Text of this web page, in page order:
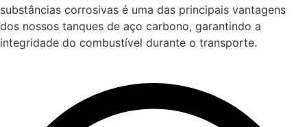
substâncias corrosivas é uma das principais vantagens
dos nossos tanques de aço carbono, garantindo a
integridade do combustível durante o transporte.